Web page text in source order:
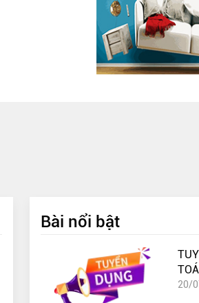
Bài nổi bật
20/